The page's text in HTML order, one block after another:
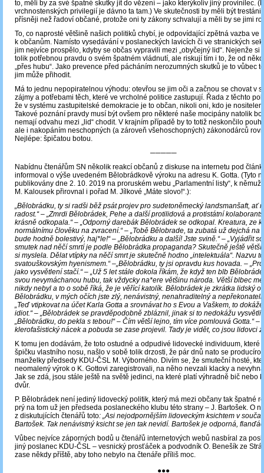
to, měli by za své špatné skutky jít do vězení – jako kterýkoliv jiný provinilec.
vrchnostenských privilegií je dávno ta tam.) Ve skutečnosti by měli být trestáni
přísněji než řadoví občané, protože oni ty zákony schvalují a měli by se jimi
To, co naprosté většině našich politiků chybí, je odpovídající zpětná vazba ve
k občanům. Namísto vysedávání v poslaneckých lavicích či ve stranických
jim nejvíce prospělo, kdyby se občas vypravili mezi „obyčejný lid“. Nejenže si
tolik potřebnou pravdu o svém špatném vládnutí, ale riskují tím i to, že od
„přes hubu“. Jako prevence před pácháním nerozumných skutků je to vůbec
jim může přihodit.
Má to jednu nepopiratelnou výhodu: otevřou se jim oči a začnou se chovat v
zájmy a potřebami těch, které ve vrcholné politice zastupují. Řada z těchto
že v systému zastupitelské demokracie je to občan, nikoli oni, kdo je
Takové poznání pravdy musí být ovšem pro některé naše mocipány natolik
nemají odvahu mezi „lid“ chodit. V krajním případě by to totiž neskončilo
ale i nakopáním neschopných (a zároveň všehoschopných) zákonodárců
Nejlépe: špičatou botou.
─────
Nabídnu čtenářům SN několik reakcí občanů z diskuse na internetu pod
informoval o výše uvedeném Bělobrádkově výroku na adresu K. Gotta. (Tyto
publikovány dne 2. 10. 2019 na proruském webu „Parlamentní listy“, k němuž
M. Kalousek přirovnal i pořad M. Jílkové „Máte slovo!“.):
„Bělobrádku, ty si radši běž psát projev pro sudetoněmecký landsmanšaft, ať
radost.“ – „Zmrdi Bělobrádek, Pehe a další protilidová a protistátní
krásně odkopala.“ – „Odporný darebák Bělobrádek se odkopal. Kreatura, ze
normálnímu člověku na zvracení.“ – „Tobě Bělobrade, ta zubatá už dejchá na
bude hodně bolestivý, haj*le!“ – „Bělobrádku a další! Jste svině.“ – „Vyjádřit
smutek nad něčí smrtí je podle Bělobrádka propaganda? Skutečně ještě větší
si myslela. Dělat vtípky na něčí smrt je skutečně hodno „intelektuála“. Nazvu to
svatouškovským hyenismem.“ ‒„Bělobrádku, ty jsi opravdu kus hovada. –
jako vysvětlení stačí.“ – „Už 5 let stále dokola říkám, že když ten blb
svou nevymáchanou hubu, tak vždycky na*ere většinu národa. Větší blbec
nikdy nebyl a to o sobě říká, že je věřící katolík. Bělobrádek je zkrátka lidský
Bělobrádku, v mých očích jste zlý, nenávistný, nenahraditelný a
„Teď vtipkovat na účet Karla Gotta a srovnávat ho s Evou a Vaškem, to
idiot.“ – „Bělobrádek se pravděpodobně zbláznil, jinak si to nedokážu
„Bělobrádku, do pekla s tebou!“ – Čím větší lejno, tím více pomlouvá Gotta.“ –
klerofašistický nácek a pobuda se zase projevil. Tady je vidět, co jsou lidovci
K tomu jen dodávám, že toto ostudné a odpudivé lidovecké individuum, které
špičku vlastního nosu, našlo v sobě tolik drzosti, že pár dnů nato se
manželky předsedy KDU-ČSL M. Výborného. Divím se, že smuteční hosté,
neomalený výrok o K. Gottovi zaregistrovali, na něho nevzali klacky a
Jak se zdá, jsou stále ještě na světě jedinci, na které platí výhradně bič nebo
dvůr.
P. Bělobrádek není jediný lidovecký politik, který má mezi občany tak špatné
prý na tom už jen předseda poslaneckého klubu této strany – J. Bartošek. O
z diskutujících čtenářů toto: „Asi nejodpornějším lidoveckým ksichtem v
Bartošek. Tak nenávistný ksicht se jen tak nevidí. Bartošek je odporná,
Vůbec nejvíce záporných bodů u čtenářů internetových webů nasbíral za
jiný poslanec KDU-ČSL ‒ vesnický prosťáček a podvodník O. Benešík ze
zase někdy příště, aby toho nebylo na čtenáře příliš moc.
●●●